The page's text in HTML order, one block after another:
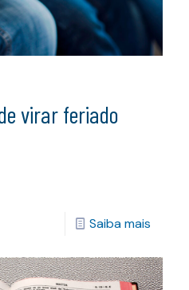
virar feriado
Saiba mais